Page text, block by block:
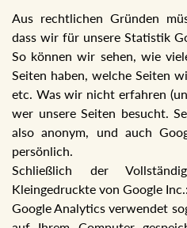
Aus rechtlichen Gründen
dass wir für unsere Statistik
So können wir sehen, wie
Seiten haben, welche Seiten
etc. Was wir nicht erfahren
wer unsere Seiten besucht.
also anonym, und auch
persönlich.
Schließlich der
Kleingedruckte von Google Inc.:
Google Analytics verwendet